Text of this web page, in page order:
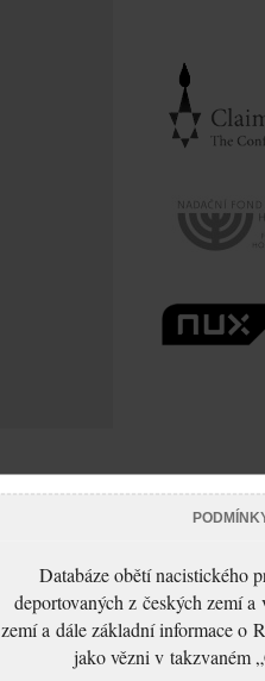
Databáze obětí nacistického
deportovaných z českých zemí
zemí a dále základní informace o
jako vězni v takzvaném